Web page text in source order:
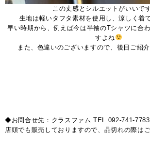
この丈感とシルエットがいいで
生地は軽いタフタ素材を使用し、涼しく着
早い時期から、例えば今は半袖のTシャツに合
すよね
また、色違いのございますので、後日ご紹
◆お問合せ先：クラスファム TEL 092-741-7783
店頭でも販売しておりますので、品切れの際は